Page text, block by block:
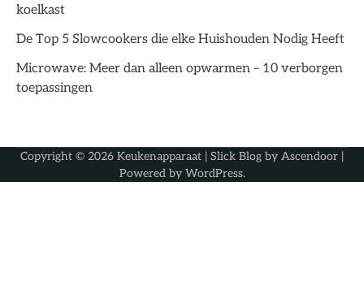
koelkast
De Top 5 Slowcookers die elke Huishouden Nodig Heeft
Microwave: Meer dan alleen opwarmen – 10 verborgen
toepassingen
Copyright © 2026 Keukenapparaat | Slick Blog by Ascendoor |
Powered by WordPress.